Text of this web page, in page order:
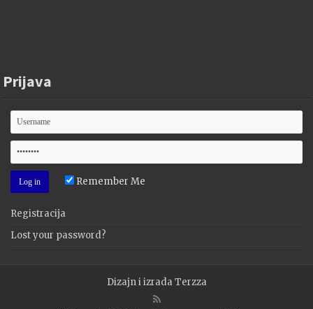
Prijava
Remember Me
Registracija
Lost your password?
Dizajn i izradaTerzza